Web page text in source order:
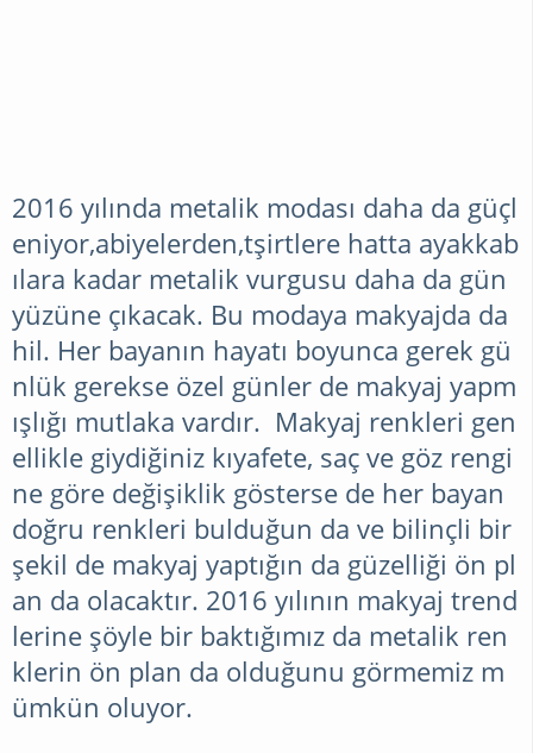
2016 yılında metalik modası daha da güçl
eniyor,abiyelerden,tşirtlere hatta ayakkab
ılara kadar metalik vurgusu daha da gün
yüzüne çıkacak. Bu modaya makyajda da
hil. Her bayanın hayatı boyunca gerek gü
nlük gerekse özel günler de makyaj yapm
ışlığı mutlaka vardır. Makyaj renkleri gen
ellikle giydiğiniz kıyafete, saç ve göz rengi
ne göre değişiklik gösterse de her bayan
doğru renkleri bulduğun da ve bilinçli bir
şekil de makyaj yaptığın da güzelliği ön pl
an da olacaktır. 2016 yılının makyaj trend
lerine şöyle bir baktığımız da metalik ren
klerin ön plan da olduğunu görmemiz m
ümkün oluyor.